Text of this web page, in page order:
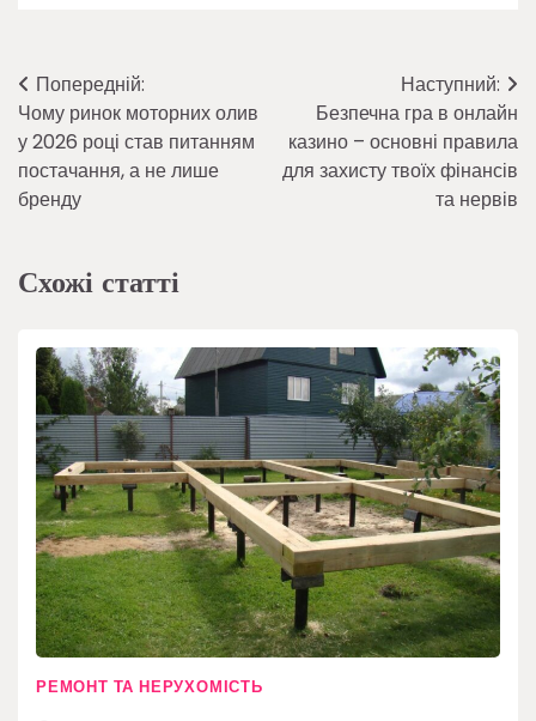
Навігація
записів
Попередній:
Чому ринок моторних олив
у 2026 році став питанням
постачання, а не лише
бренду
Наступний:
Безпечна гра в онлайн
казино – основні правила
для захисту твоїх фінансів
та нервів
Схожі статті
РЕМОНТ ТА НЕРУХОМІСТЬ